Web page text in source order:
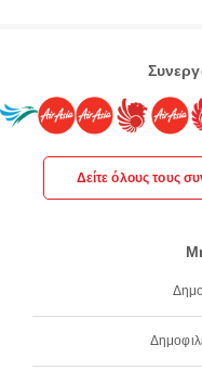
Δείτε όλους τους